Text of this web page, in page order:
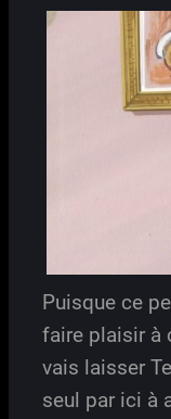
Puisque ce
faire plaisir à
vais laisser
seul par ici à